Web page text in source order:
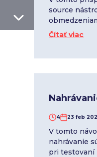
source
Čítať viac
4 23 feb
V tomto
nahrávanie
pri testovaní